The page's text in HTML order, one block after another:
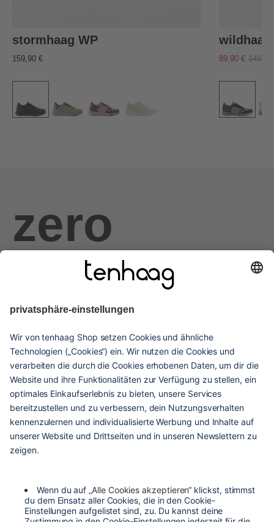
stormhaag WP
159,90 €
wildhaag
89,90 € 149,90
zero
haags
given
hilfe & service
kontakt
zahlungsarten